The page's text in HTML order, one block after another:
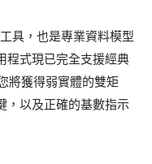
具，也是專業資料模型
程式現已完全支援經典
將獲得弱實體的雙矩
，以及正確的基數指示